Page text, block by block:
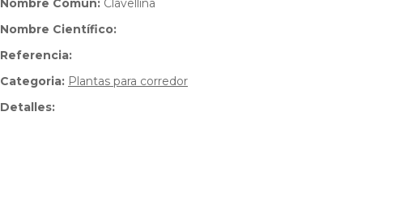
Nombre Común: Clavellina
Nombre Científico:
Referencia:
Categoria: Plantas para corredor
Detalles: